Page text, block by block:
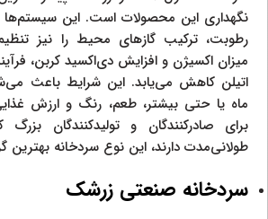
نگهداری این محصولات است. این سیستم‌ها
رطوبت، ترکیب گازهای محیط را نیز
میزان اکسیژن و افزایش دی‌اکسید کربن،
ماه یا حتی بیشتر، طعم، رنگ و ارزش
برای صادرکنندگان و تولیدکنندگان بزرگ
طولانی‌مدت دارند، این نوع سردخانه بهترین
سردخانه صنعتی زرشک